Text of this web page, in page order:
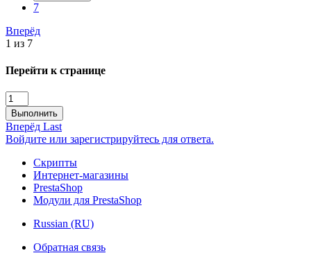
7
Вперёд
1 из 7
Перейти к странице
Выполнить
Вперёд Last
Войдите или зарегистрируйтесь для ответа.
Скрипты
Интернет-магазины
PrestaShop
Модули для PrestaShop
Russian (RU)
Обратная связь